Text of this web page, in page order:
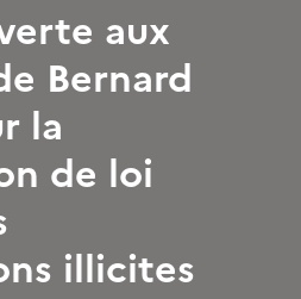
aux
Bernard
la
de loi
illicites